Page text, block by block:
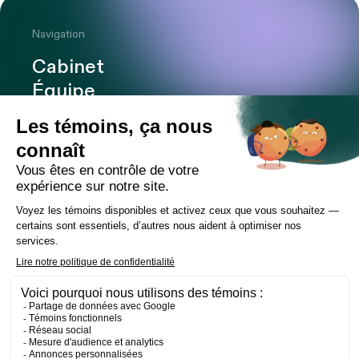
Navigation
Cabinet
Équipe
Expertises
Bureaux
Carrière
Transactions
Nouvelles
Contact
LinkedIn Instagram